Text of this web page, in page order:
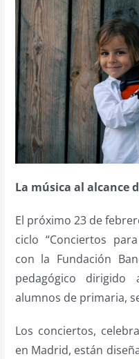
Buscar:
La música al alcance
El próximo 23 de
ciclo “Conciertos
con la Fundación
pedagógico
alumnos de primaria,
Los conciertos,
en Madrid, están